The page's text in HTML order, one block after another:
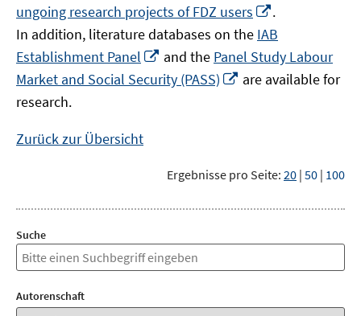
ungoing research projects of FDZ users
neuem
Fenster
öffnen
.
In addition, literature databases on the IAB
Establishment Panel
In
neuem
Fenster
and the Panel Study Labour
Market and Social Security (PASS)
In
are available for
research.
Zurück zur Übersicht
Ergebnisse pro Seite: 20 | 50 | 100
Suche
Autorenschaft